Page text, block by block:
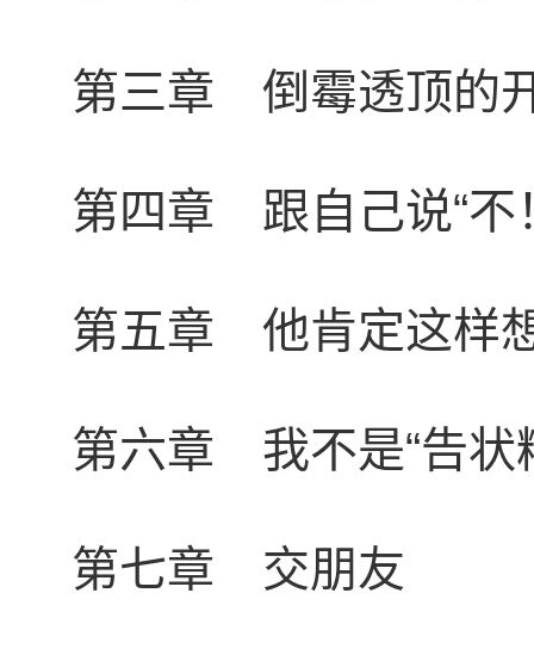
第三章 倒霉透顶的
第四章 跟自己说“不
第五章 他肯定这样
第六章 我不是“告状
第七章 交朋友